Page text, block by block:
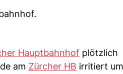
Hauptbahnhof plötzlich
am Zürcher HB irritiert